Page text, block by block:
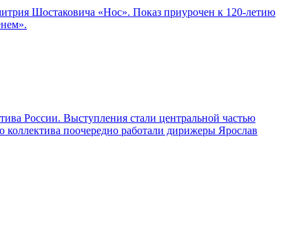
Шостаковича «Нос». Показ приурочен к 120-летию
России. Выступления стали центральной частью
коллектива поочередно работали дирижеры Ярослав